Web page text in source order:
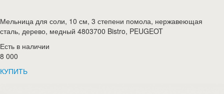
Мельница для соли, 10 см, 3 степени помола, нержавеющая
сталь, дерево, медный 4803700 Bistro, PEUGEOT
Есть в наличии
8 000
КУПИТЬ